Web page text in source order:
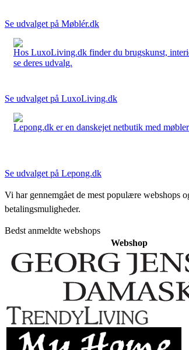
Se udvalget på Møblér.dk
Hos LuxoLiving.dk finder du brugskunst,
se deres udvalg.
Se udvalget på LuxoLiving.dk
Lepong.dk er en danskejet netbutik med
Se udvalget på Lepong.dk
Vi har gennemgået de mest populære webshops
betalingsmuligheder.
Bedst anmeldte webshops
Webshop